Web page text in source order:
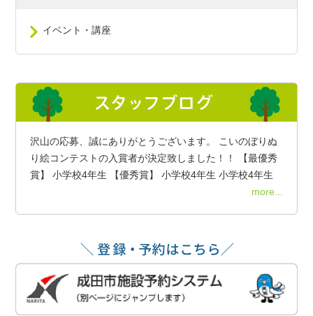
イベント・講座
沢山の応募、誠にありがとうございます。 こいのぼりぬ
り絵コンテストの入賞者が決定致しました！！ 【最優秀
賞】 小学校4年生 【優秀賞】 小学校4年生 小学校4年生
more...